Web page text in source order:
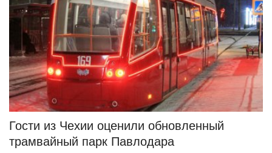
Гости из Чехии оценили обновленный
трамвайный парк Павлодара